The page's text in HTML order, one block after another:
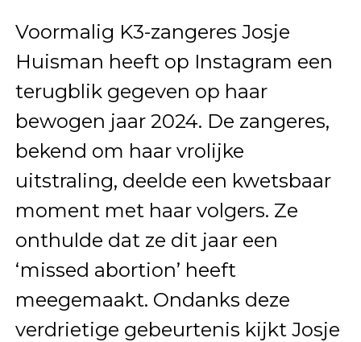
Voormalig K3-zangeres Josje
Huisman heeft op Instagram een
terugblik gegeven op haar
bewogen jaar 2024. De zangeres,
bekend om haar vrolijke
uitstraling, deelde een kwetsbaar
moment met haar volgers. Ze
onthulde dat ze dit jaar een
‘missed abortion’ heeft
meegemaakt. Ondanks deze
verdrietige gebeurtenis kijkt Josje